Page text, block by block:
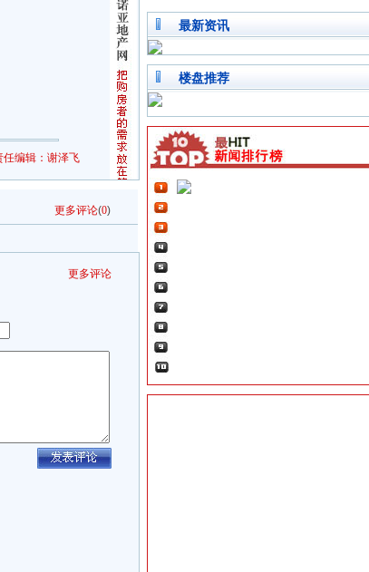
最新资讯
楼盘推荐
任编辑：谢泽飞
更多评论(0)
更多评论